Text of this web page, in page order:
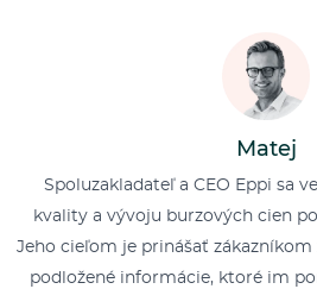
Matej
Spoluzakladateľ a CEO Eppi sa
kvality a vývoju burzových cien
Jeho cieľom je prinášať
podložené informácie, ktoré im